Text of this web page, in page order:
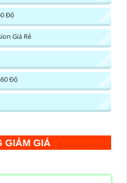
Độ
Giá Rẻ
Độ
GIẢM GIÁ